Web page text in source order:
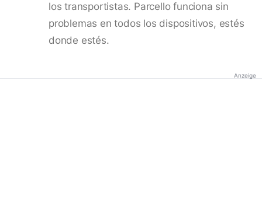
los transportistas. Parcello funciona sin
problemas en todos los dispositivos, estés
donde estés.
Anzeige